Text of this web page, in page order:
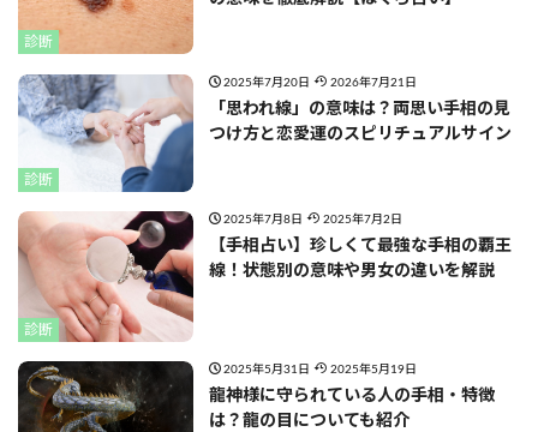
診断
診断
2025年7月20日 2026年7月21日
「思われ線」の意味は？両思い手相の見
つけ方と恋愛運のスピリチュアルサイン
診断
2025年7月8日 2025年7月2日
【手相占い】珍しくて最強な手相の覇王
線！状態別の意味や男女の違いを解説
2025年5月31日 2025年5月19日
龍神様に守られている人の手相・特徴
は？龍の目についても紹介